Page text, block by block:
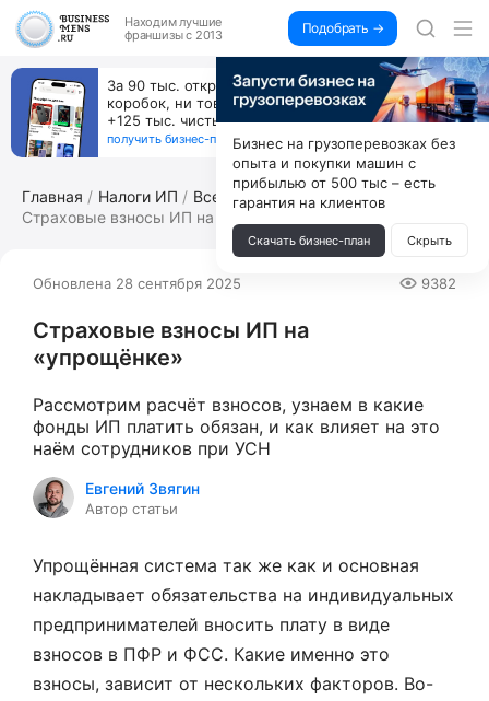
Находим лучшие
франшизы с 2013
Подобрать →
За 90 тыс. открой магазин на Авито, дома ни
коробок, ни товара, ни склада, зато каждый месяц
+125 тыс. чистыми
получить бизнес-план ↓
Главная Налоги ИП
Все про ИП
Страховые взносы ИП на «упрощёнке»
Обновлена 28 сентября 2025 9382
Страховые взносы ИП на
«упрощёнке»
Рассмотрим расчёт взносов, узнаем в какие
фонды ИП платить обязан, и как влияет на это
наём сотрудников при УСН
Евгений Звягин
Автор статьи
Упрощённая система так же как и основная
накладывает обязательства на индивидуальных
предпринимателей вносить плату в виде
взносов в ПФР и ФСС. Какие именно это
взносы, зависит от нескольких факторов. Во-
Бизнес на грузоперевозках без
опыта и покупки машин с
прибылью от 500 тыс – есть
гарантия на клиентов
Скачать бизнес-план Скрыть